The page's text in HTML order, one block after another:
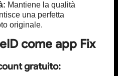
Mantiene la qualità
una perfetta
originale.
come app Fix
gratuito: